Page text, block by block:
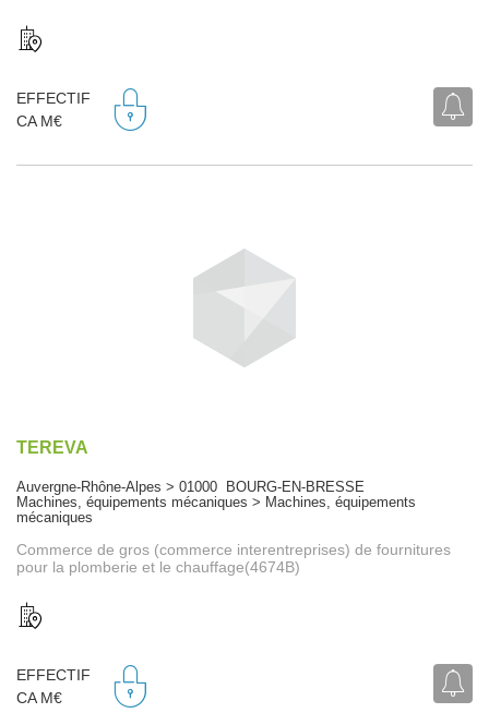
EFFECTIF
CA M€
TEREVA
Auvergne-Rhône-Alpes > 01000 BOURG-EN-BRESSE
Machines, équipements mécaniques > Machines, équipements
mécaniques
Commerce de gros (commerce interentreprises) de fournitures
pour la plomberie et le chauffage(4674B)
EFFECTIF
CA M€